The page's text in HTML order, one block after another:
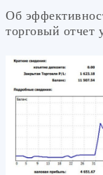
Об
торговый отчет